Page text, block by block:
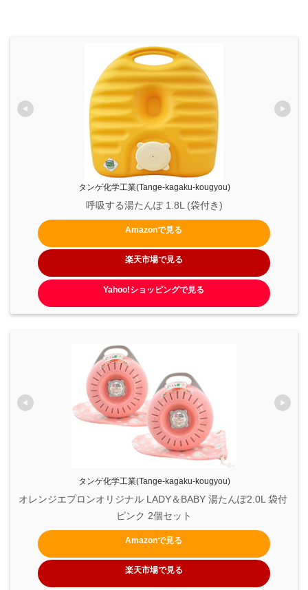
タンゲ化学工業(Tange-kagaku-kougyou)
呼吸する湯たんぽ 1.8L (袋付き)
Amazonで見る
楽天市場で見る
Yahoo!ショッピングで見る
タンゲ化学工業(Tange-kagaku-kougyou)
オレンジエプロンオリジナル LADY＆BABY 湯たんぽ2.0L 袋付
ピンク 2個セット
Amazonで見る
楽天市場で見る